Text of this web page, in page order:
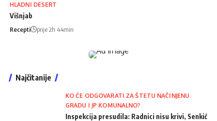
HLADNI DESERT
Višnjab
Recepti prije 2h 44min
Najčitanije
KO ĆE ODGOVARATI ZA ŠTETU NAČINJENU
GRADU I JP KOMUNALNO?
Inspekcija presudila: Radnici nisu krivi, Senkić